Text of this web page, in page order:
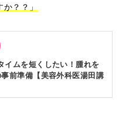
？？」
イムを短くしたい！腫れを
前準備【美容外科医湯田講